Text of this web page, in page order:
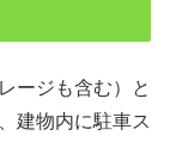
ージも含む）と
建物内に駐車ス